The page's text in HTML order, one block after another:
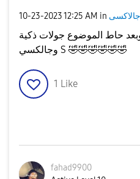
‎10-23-202312:25 AM in
حاط الموضوع جولات ذكية
وجالكسي S 🤣🤣🤣🤣🤣🤣
1 Like
fahad9900